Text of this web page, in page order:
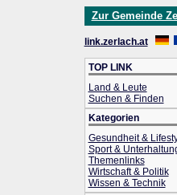
Zur Gemeinde
link.zerlach.at
TOP LINK
Land & Leute
Suchen & Finden
Kategorien
Gesundheit &
Sport &
Themenlinks
Wirtschaft & Politik
Wissen & Technik